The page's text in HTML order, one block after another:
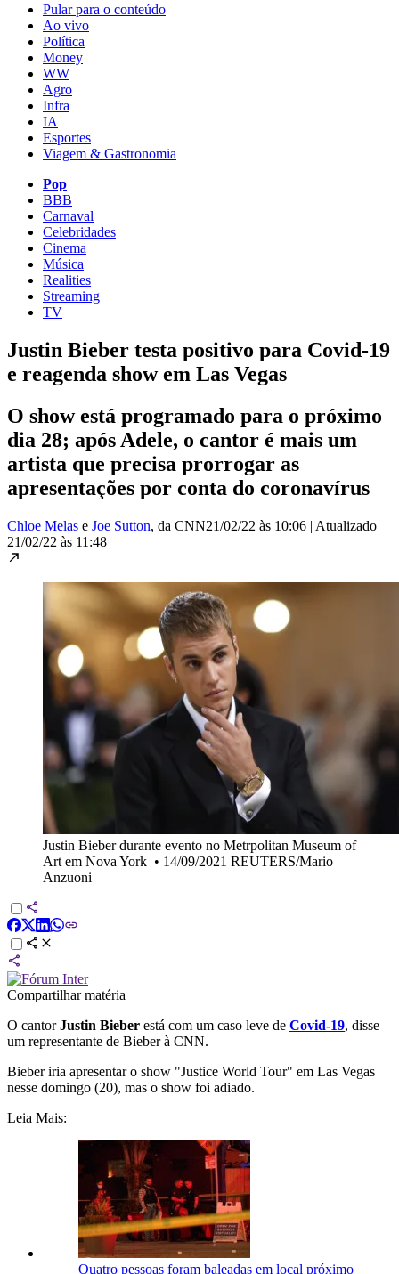
Pular para o conteúdo
Ao vivo
Política
Money
WW
Agro
Infra
IA
Esportes
Viagem & Gastronomia
Pop
BBB
Carnaval
Celebridades
Cinema
Música
Realities
Streaming
TV
Justin Bieber testa positivo para Covid-19
e reagenda show em Las Vegas
O show está programado para o próximo
dia 28; após Adele, o cantor é mais um
artista que precisa prorrogar as
apresentações por conta do coronavírus
Chloe Melas e Joe Sutton, da CNN21/02/22 às 10:06 | Atualizado
21/02/22 às 11:48
Justin Bieber durante evento no Metrpolitan Museum of
Art em Nova York • 14/09/2021 REUTERS/Mario
Anzuoni
Compartilhar matéria
O cantorJustin Bieber está com um caso leve de Covid-19, disse
um representante de Bieber à CNN.
Bieber iria apresentar o show "Justice World Tour" em Las Vegas
nesse domingo (20), mas o show foi adiado.
Leia Mais:
Quatro pessoas foram baleadas em local próximo